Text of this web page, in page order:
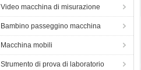
Video macchina di misurazione
Bambino passeggino macchina
Macchina mobili
Strumento di prova di laboratorio